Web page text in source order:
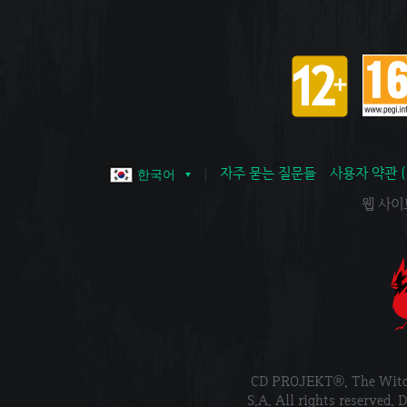
한국어 자주 묻는 질문들
사용자 약관
웹 사
CD PROJEKT®, The
S.A. All rights reserved.